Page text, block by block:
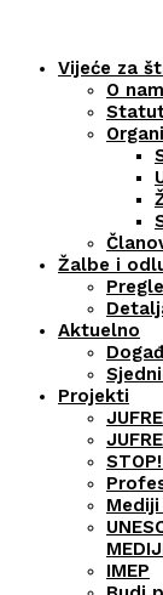
Vijeće za
O
Žalbe i
Aktuelno
Projekti
IMEP